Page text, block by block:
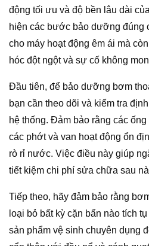
động tối ưu và độ bền lâu dài
hiện các bước bảo dưỡng đúng
cho máy hoạt động êm ái mà
hóc đột ngột và sự cố không
Đầu tiên, để bảo dưỡng bơm
bạn cần theo dõi và kiểm tra
hệ thống. Đảm bảo rằng các
các phớt và van hoạt động ổn
rò rỉ nước. Việc điều này giúp
tiết kiệm chi phí sửa chữa sau
Tiếp theo, hãy đảm bảo rằng
loại bỏ bất kỳ cặn bẩn nào tích
sản phẩm vệ sinh chuyên dụng